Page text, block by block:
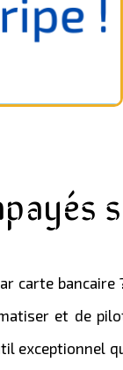
carte bancaire
et de
exceptionnel